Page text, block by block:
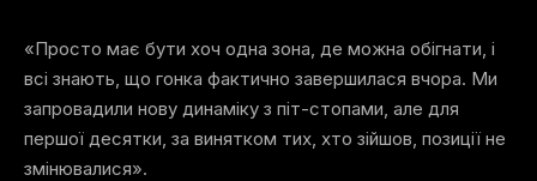
«Просто має бути хоч одна зона, де можна обігнати, і
всі знають, що гонка фактично завершилася вчора. Ми
запровадили нову динаміку з піт-стопами, але для
першої десятки, за винятком тих, хто зійшов, позиції не
змінювалися».